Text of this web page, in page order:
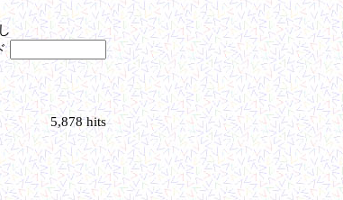
5,878 hits